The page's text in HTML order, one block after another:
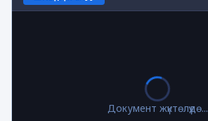
Документ жүктөлүүдө...